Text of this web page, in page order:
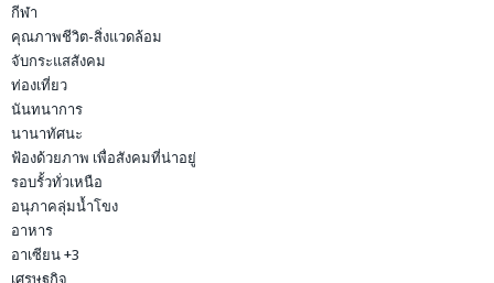
กีฬา
คุณภาพชีวิต-สิ่งแวดล้อม
จับกระแสสังคม
ท่องเที่ยว
นันทนาการ
นานาทัศนะ
ฟ้องด้วยภาพ เพื่อสังคมที่น่าอยู่
รอบรั้วทั่วเหนือ
อนุภาคลุ่มน้ำโขง
อาหาร
อาเซียน +3
เศรษฐกิจ